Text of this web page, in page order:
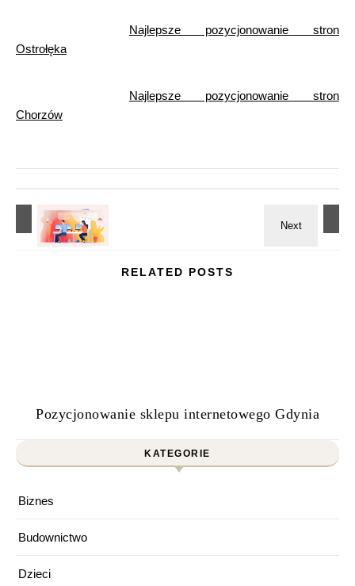
Najlepsze pozycjonowanie stron
Ostrołęka
Najlepsze pozycjonowanie stron
Chorzów
RELATED POSTS
Pozycjonowanie sklepu internetowego Gdynia
KATEGORIE
Biznes
Budownictwo
Dzieci